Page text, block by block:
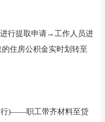
行提取申请→工作人员进
住房公积金实时划转至
)——职工带齐材料至贷